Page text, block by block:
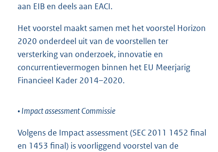
aan EIB en deels aan EACI.
Het voorstel maakt samen met het voorstel Horizon
2020 onderdeel uit van de voorstellen ter
versterking van onderzoek, innovatie en
concurrentievermogen binnen het EU Meerjarig
Financieel Kader 2014–2020.
• Impact assessment Commissie
Volgens de Impact assessment (SEC 2011 1452 final
en 1453 final) is voorliggend voorstel van de